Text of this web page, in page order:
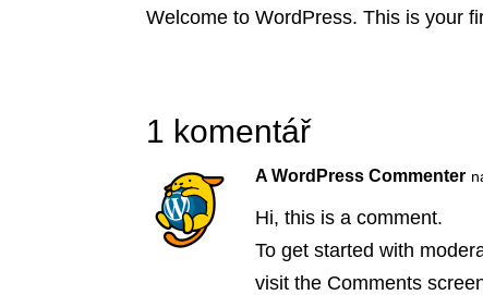
Welcome to WordPress. This is your
1 komentář
A WordPress Commenter
Hi, this is a comment.
To get started with
visit the Comments